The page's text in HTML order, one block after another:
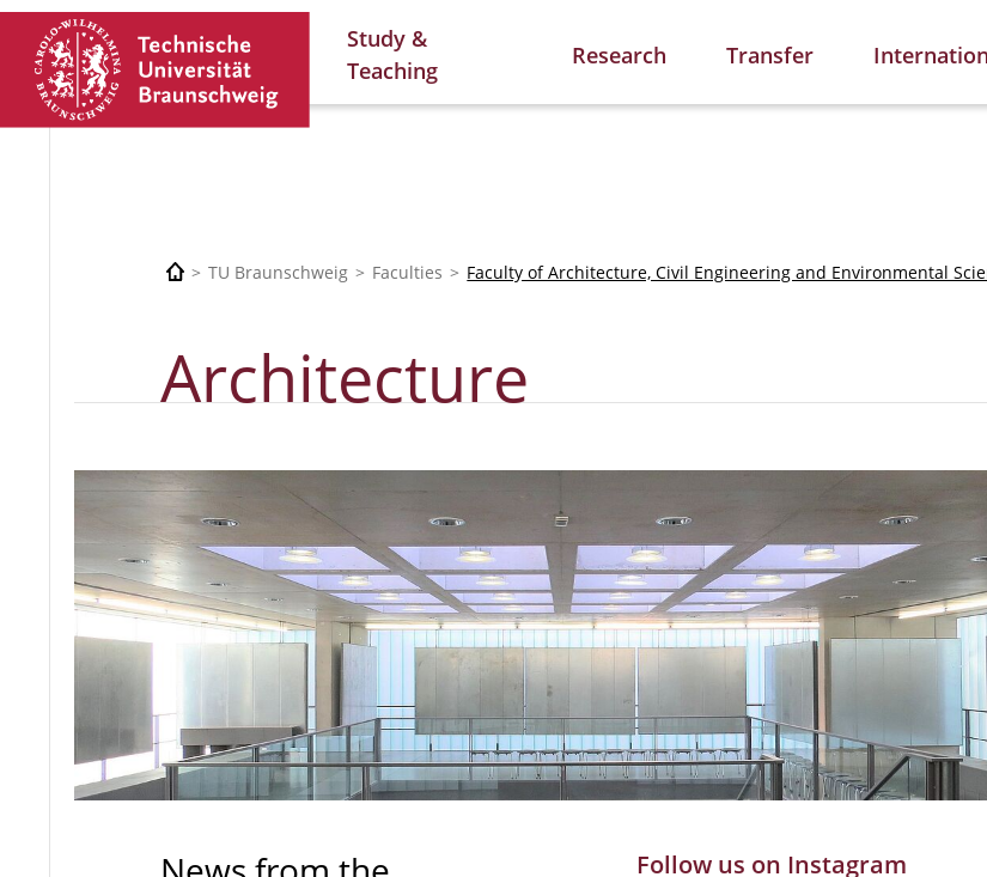
Study &
Teaching
Research Transfer
TU Braunschweig Faculties Faculty of Architecture, Civil Engineering and Environmental
Architecture
Follow us on Instagram